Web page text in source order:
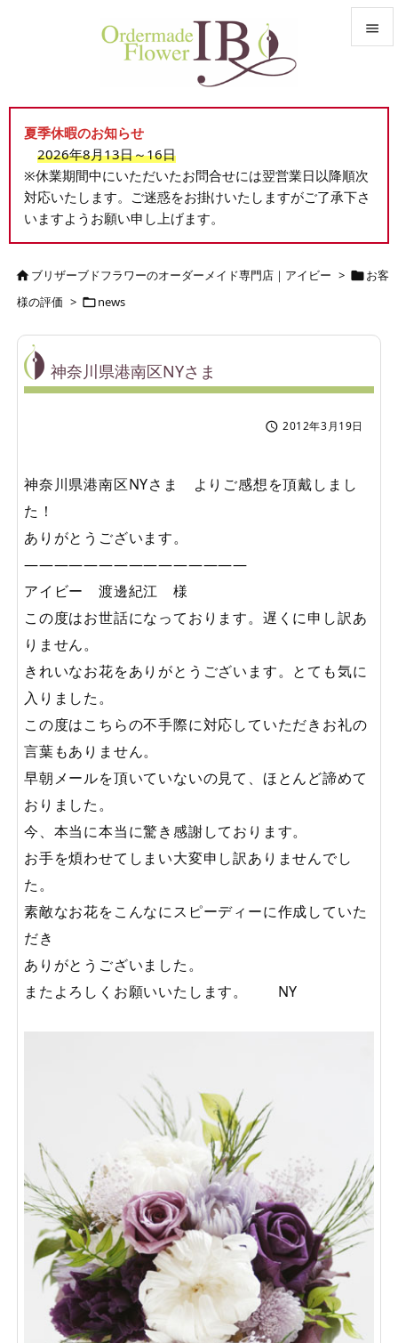


前へ

検索
夏季休暇のお知らせ
2026年8月13日～16日
※休業期間中にいただいたお問合せには翌営業日以降順次
対応いたします。ご迷惑をお掛けいたしますがご了承下さ
いますようお願い申し上げます。
ブリザーブドフラワーのオーダーメイド専門店｜アイビー > お客
様の評価 > news
神奈川県港南区NYさま
 2012年3月19日
神奈川県港南区NYさま よりご感想を頂戴しまし
た！
ありがとうございます。
アイビー 渡邊紀江 様
この度はお世話になっております。遅くに申し訳あ
りません。
きれいなお花をありがとうございます。とても気に
入りました。
この度はこちらの不手際に対応していただきお礼の
言葉もありません。
早朝メールを頂いていないの見て、ほとんど諦めて
おりました。
今、本当に本当に驚き感謝しております。
お手を煩わせてしまい大変申し訳ありませんでし
た。
素敵なお花をこんなにスピーディーに作成していた
だき
ありがとうございました。
またよろしくお願いいたします。 NY